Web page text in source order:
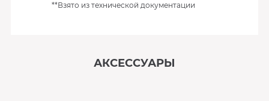
**Взято из технической документации
АКСЕССУАРЫ